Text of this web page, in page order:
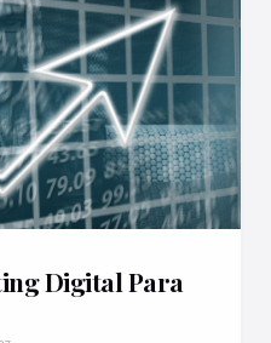
Digital Para